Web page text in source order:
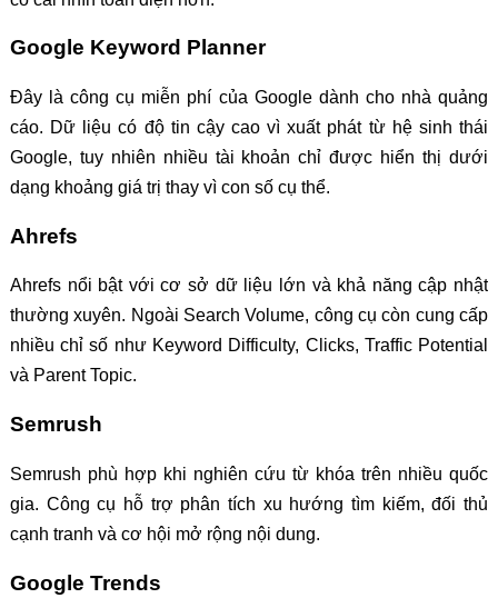
Google Keyword Planner
Đây là công cụ miễn phí của Google dành cho nhà quảng
cáo. Dữ liệu có độ tin cậy cao vì xuất phát từ hệ sinh thái
Google, tuy nhiên nhiều tài khoản chỉ được hiển thị dưới
dạng khoảng giá trị thay vì con số cụ thể.
Ahrefs
Ahrefs nổi bật với cơ sở dữ liệu lớn và khả năng cập nhật
thường xuyên. Ngoài Search Volume, công cụ còn cung cấp
nhiều chỉ số như Keyword Difficulty, Clicks, Traffic Potential
và Parent Topic.
Semrush
Semrush phù hợp khi nghiên cứu từ khóa trên nhiều quốc
gia. Công cụ hỗ trợ phân tích xu hướng tìm kiếm, đối thủ
cạnh tranh và cơ hội mở rộng nội dung.
Google Trends